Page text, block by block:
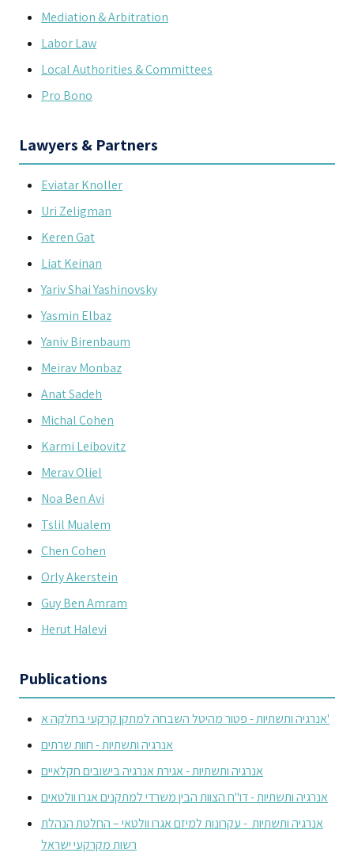
Mediation & Arbitration
Labor Law
Local Authorities & Committees
Pro Bono
Lawyers & Partners
Eviatar Knoller
Uri Zeligman
Keren Gat
Liat Keinan
Yariv Shai Yashinovsky
Yasmin Elbaz
Yaniv Birenbaum
Meirav Monbaz
Anat Sadeh
Michal Cohen
Karmi Leibovitz
Merav Oliel
Noa Ben Avi
Tslil Mualem
Chen Cohen
Orly Akerstein
Guy Ben Amram
Herut Halevi
Publications
אנרגיה ותשתיות - פטור מהיטל השבחה למתקן קרקעי בחלקה א'
אנרגיה ותשתיות - חוות שרתים
אנרגיה ותשתיות - אגירת אנרגיה בישובים חקלאיים
אנרגיה ותשתיות - דו"ח הצוות הבין משרדי למתקנים אגרו וולטאים
אנרגיה ותשתיות - עקרונות למיזם אגרו וולטאי – החלטת הנהלת
רשות מקרקעי ישראל